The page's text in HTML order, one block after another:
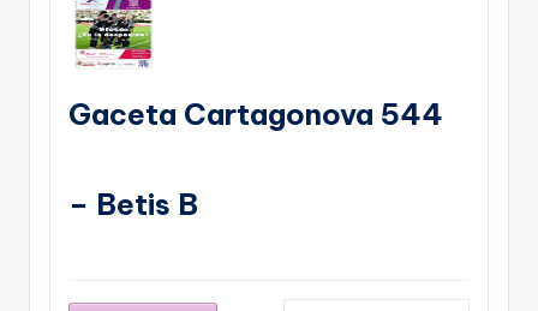
Gaceta Cartagonova 544
– Betis B